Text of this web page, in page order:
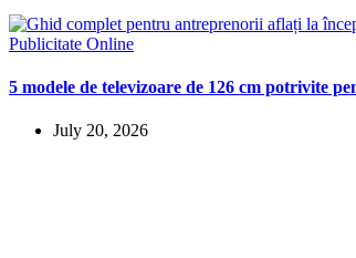
Publicitate Online
5 modele de televizoare de 126 cm potrivite
July 20, 2026